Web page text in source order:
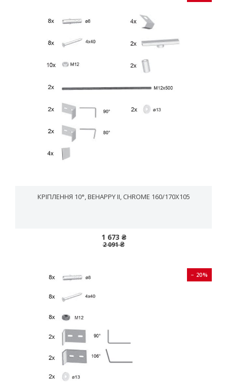
КРІПЛЕННЯ 10°, BEHAPPY II, CHROME 160/170X105
1 673 ₴
2 091 ₴
− 20%